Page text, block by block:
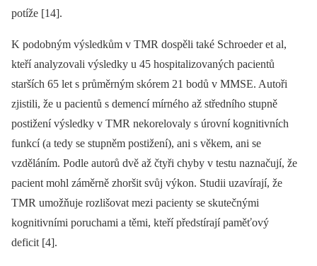
potíže [14].
K podobným výsledkům v TMR dospěli také Schroeder et al,
kteří analyzovali výsledky u 45 hospitalizovaných pacientů
starších 65 let s průměrným skórem 21 bodů v MMSE. Autoři
zjistili, že u pacientů s demencí mírného až středního stupně
postižení výsledky v TMR nekorelovaly s úrovní kognitivních
funkcí (a tedy se stupněm postižení), ani s věkem, ani se
vzděláním. Podle autorů dvě až čtyři chyby v testu naznačují, že
pacient mohl záměrně zhoršit svůj výkon. Studii uzavírají, že
TMR umožňuje rozlišovat mezi pacienty se skutečnými
kognitivními poruchami a těmi, kteří předstírají paměťový
deficit [4].